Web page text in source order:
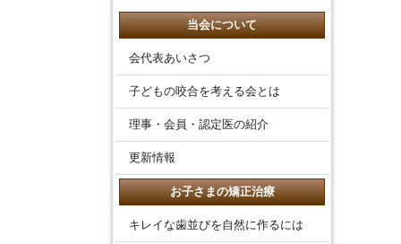
当会について
会代表あいさつ
子どもの咬合を考える会とは
理事・会員・認定医の紹介
更新情報
お子さまの矯正治療
キレイな歯並びを自然に作るには